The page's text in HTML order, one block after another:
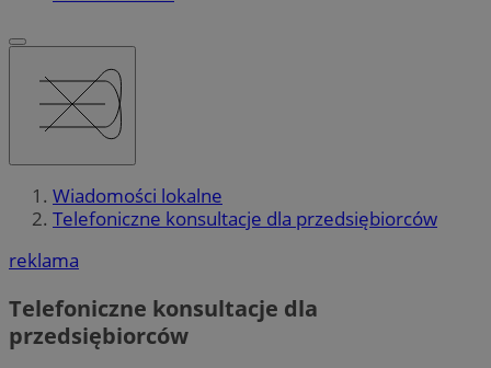
Wiadomości lokalne
Telefoniczne konsultacje dla przedsiębiorców
reklama
Telefoniczne konsultacje dla
przedsiębiorców